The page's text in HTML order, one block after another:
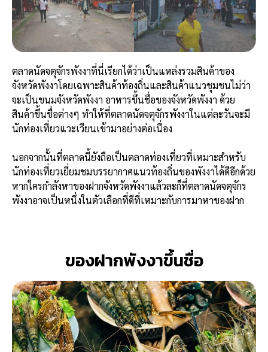
ตลาดนัดจตุจักรพังงาที่นี่เรียกได้ว่าเป็นแหล่งรวมสินค้าของ
จังหวัดพังงาโดยเฉพาะสินค้าท้องถิ่นและสินค้าแนวชุมชนไม่ว่า
จะเป็นขนมจังหวัดพังงา อาหารขึ้นชื่อของจังหวัดพังงา ด้วย
สินค้าขึ้นชื่อต่างๆ ทำให้ที่ตลาดนัดจตุจักรพังงาในแต่ละวันจะมี
นักท่องเที่ยวแวะเวียนเข้ามาอย่างต่อเนื่อง
นอกจากนั้นที่ตลาดนี้ยังถือเป็นตลาดท่องเที่ยวที่เหมาะสำหรับ
นักท่องเที่ยวเยี่ยมชมบรรยากาศแนวท้องถิ่นของพังงาได้ดีอีกด้วย
หากใครกำลังหาของฝากจังหวัดพังงาแล้วละก็ที่ตลาดนัดจตุจักร
พังงาอาจเป็นหนึ่งในตัวเลือกที่ดีที่เหมาะกับการมาหาของฝาก
ของฝากพังงาขึ้นชื่อ